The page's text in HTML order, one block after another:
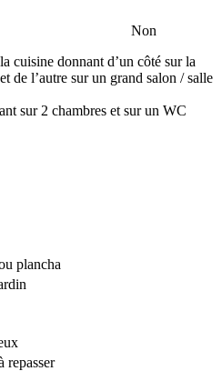
Non
cuisine donnant d’un côté sur la
de l’autre sur un grand salon / salle
sur 2 chambres et sur un WC
plancha
repasser